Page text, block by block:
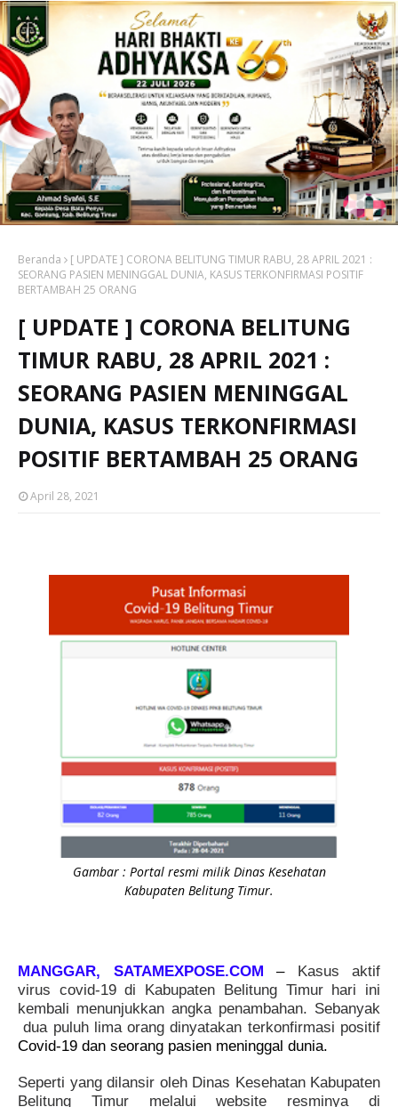
Beranda
[ UPDATE ] CORONA BELITUNG TIMUR RABU, 28 APRIL 2021 :
SEORANG PASIEN MENINGGAL DUNIA, KASUS TERKONFIRMASI POSITIF
BERTAMBAH 25 ORANG
[ UPDATE ] CORONA BELITUNG
TIMUR RABU, 28 APRIL 2021 :
SEORANG PASIEN MENINGGAL
DUNIA, KASUS TERKONFIRMASI
POSITIF BERTAMBAH 25 ORANG
April 28, 2021
Gambar : Portal resmi milik Dinas Kesehatan
Kabupaten Belitung Timur.
MANGGAR, SATAMEXPOSE.COM – Kasus aktif
virus covid-19 di Kabupaten Belitung Timur hari ini
kembali menunjukkan angka penambahan. Sebanyak
dua puluh lima orang dinyatakan terkonfirmasi positif
Covid-19 dan seorang pasien meninggal dunia.
Seperti yang dilansir oleh Dinas Kesehatan Kabupaten
Belitung Timur melalui website resminya di